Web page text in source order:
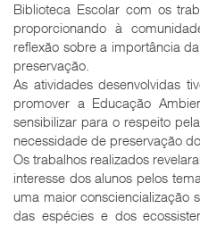
Biblioteca Escolar com os
proporcionando à
reflexão sobre a importância
preservação.
As atividades desenvolvidas
promover a Educação
sensibilizar para o respeito
necessidade de preservação
Os trabalhos realizados
interesse dos alunos pelos
uma maior consciencialização
das espécies e dos